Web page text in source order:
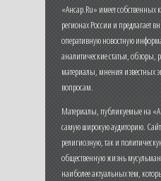
«Ансар.Ru» имеет собственных
регионах России и предлагает
оперативную новостную
аналитические статьи, обзоры,
материалы, мнения известных
вопросам.
Материалы, публикуемые на
самую широкую аудиторию. Сайт
религиозную, так и
общественную жизнь
наиболее актуальных тем,